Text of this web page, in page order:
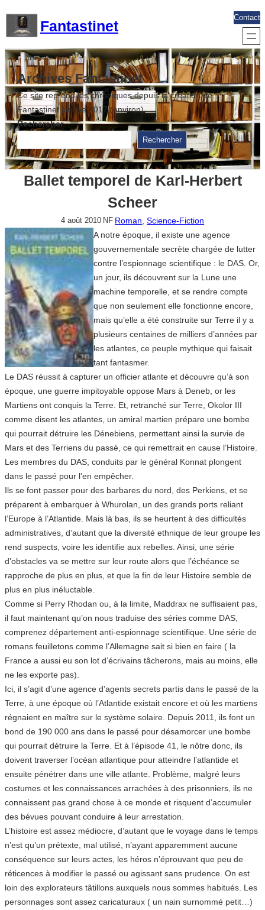
contenu
Fantastinet
Contact
Archives Fantastinet
Ce site reprend les chroniques depuis la création de
Fantastinet jusque 2017 (environ)
Rechercher
Rechercher
Ballet temporel de Karl-Herbert
Scheer
4 août 2010 NF Roman , Science-Fiction
A notre époque, il existe une agence
gouvernementale secrète chargée de lutter
contre l’espionnage scientifique : le DAS. Or,
un jour, ils découvrent sur la Lune une
machine temporelle, et se rendre compte
que non seulement elle fonctionne encore,
mais qu’elle a été construite sur Terre il y a
plusieurs centaines de milliers d’années par
les atlantes, ce peuple mythique qui faisait
tant fantasmer.
Le DAS réussit à capturer un officier atlante et découvre qu’à son
époque, une guerre impitoyable oppose Mars à Deneb, or les
Martiens ont conquis la Terre. Et, retranché sur Terre, Okolor III
comme disent les atlantes, un amiral martien prépare une bombe
qui pourrait détruire les Dénebiens, permettant ainsi la survie de
Mars et des Terriens du passé, ce qui remettrait en cause l’Histoire.
Les membres du DAS, conduits par le général Konnat plongent
dans le passé pour l’en empêcher.
Ils se font passer pour des barbares du nord, des Perkiens, et se
préparent à embarquer à Whurolan, un des grands ports reliant
l’Europe à l’Atlantide. Mais là bas, ils se heurtent à des difficultés
administratives, d’autant que la diversité ethnique de leur groupe les
rend suspects, voire les identifie aux rebelles. Ainsi, une série
d’obstacles va se mettre sur leur route alors que l’échéance se
rapproche de plus en plus, et que la fin de leur Histoire semble de
plus en plus inéluctable.
Comme si Perry Rhodan ou, à la limite, Maddrax ne suffisaient pas,
il faut maintenant qu’on nous traduise des séries comme DAS,
comprenez département anti-espionnage scientifique. Une série de
romans feuilletons comme l’Allemagne sait si bien en faire ( la
France a aussi eu son lot d’écrivains tâcherons, mais au moins, elle
ne les exporte pas).
Ici, il s’agit d’une agence d’agents secrets partis dans le passé de la
Terre, à une époque où l’Atlantide existait encore et où les martiens
régnaient en maître sur le système solaire. Depuis 2011, ils font un
bond de 190 000 ans dans le passé pour désamorcer une bombe
qui pourrait détruire la Terre. Et à l’épisode 41, le nôtre donc, ils
doivent traverser l’océan atlantique pour atteindre l’atlantide et
ensuite pénétrer dans une ville atlante. Problème, malgré leurs
costumes et les connaissances arrachées à des prisonniers, ils ne
connaissent pas grand chose à ce monde et risquent d’accumuler
des bévues pouvant conduire à leur arrestation.
L’histoire est assez médiocre, d’autant que le voyage dans le temps
n’est qu’un prétexte, mal utilisé, n’ayant apparemment aucune
conséquence sur leurs actes, les héros n’éprouvant que peu de
réticences à modifier le passé ou agissant sans prudence. On est
loin des explorateurs tâtillons auxquels nous sommes habitués. Les
personnages sont assez caricaturaux ( un nain surnommé petit…)